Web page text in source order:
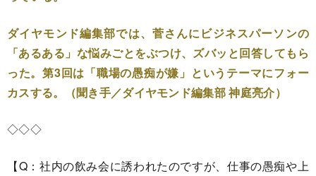
ダイヤモンド編集部では、菅さんにビジネスパーソンの
「あるある」な悩みごとをぶつけ、ズバッと回答してもら
った。第3回は「職場の愚痴が嫌」というテーマにフォー
カスする。（聞き手／ダイヤモンド編集部 神庭亮介）
◇◇◇
【Q：社内の飲み会に誘われたのですが、仕事の愚痴や上